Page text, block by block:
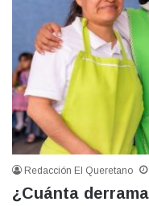
Redacción El Queretano
¿Cuánta